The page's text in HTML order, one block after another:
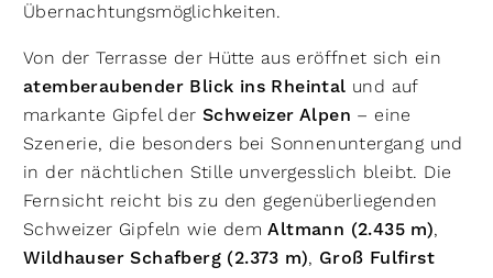
Übernachtungsmöglichkeiten.
Von der Terrasse der Hütte aus eröffnet sich ein
atemberaubender Blick ins Rheintal und auf
markante Gipfel der Schweizer Alpen – eine
Szenerie, die besonders bei Sonnenuntergang und
in der nächtlichen Stille unvergesslich bleibt. Die
Fernsicht reicht bis zu den gegenüberliegenden
Schweizer Gipfeln wie demAltmann (2.435 m),
Wildhauser Schafberg (2.373 m), Groß Fulfirst